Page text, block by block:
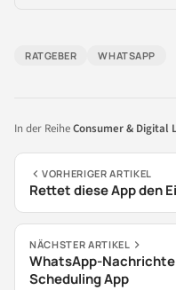
RATGEBER WHATSAPP
In der ReiheConsumer & Digital
VORHERIGER ARTIKEL
Rettet diese App den
NÄCHSTER ARTIKEL
WhatsApp-
Scheduling App